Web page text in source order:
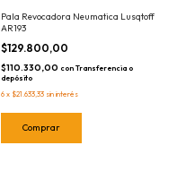
Pala Revocadora Neumatica Lusqtoff
AR193
$129.800,00
$110.330,00 con Transferencia o
depósito
6 x $21.633,33 sin interés